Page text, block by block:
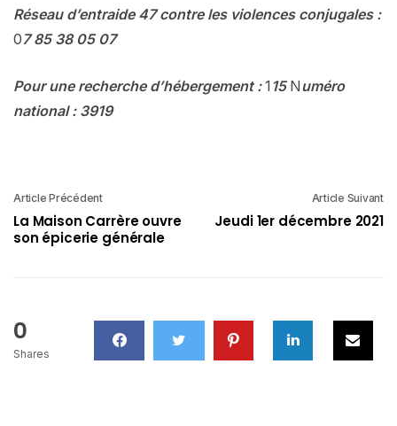
Réseau d’entraide 47 contre les violences conjugales :
07 85 38 05 07
Pour une recherche d’hébergement : 115 Numéro
national : 3919
Article Précédent
La Maison Carrère ouvre
son épicerie générale
Article Suivant
Jeudi 1er décembre 2021
0
Shares